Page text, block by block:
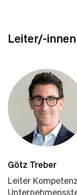
Leiter/-innen
Götz Treber
Leiter